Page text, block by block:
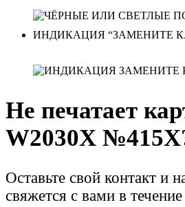
ИНДИКАЦИЯ “ЗАМЕНИТЕ
Не печатает
W2030X
Оставьте свой контакт и
свяжется с вами в